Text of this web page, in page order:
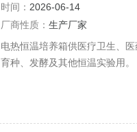
时间： 2026-06-14
厂商性质： 生产厂家
电热恒温培养箱供医疗卫生、
育种、发酵及其他恒温实验用。